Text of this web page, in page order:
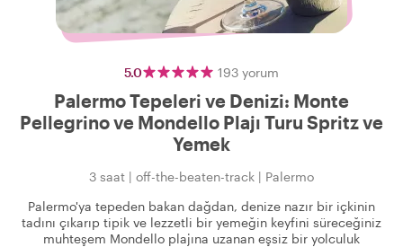
5.0 193 yorum
Palermo Tepeleri ve Denizi: Monte
Pellegrino ve Mondello Plajı Turu Spritz ve
Yemek
3 saat | off-the-beaten-track | Palermo
Palermo'ya tepeden bakan dağdan, denize nazır bir içkinin
tadını çıkarıp tipik ve lezzetli bir yemeğin keyfini süreceğiniz
muhteşem Mondello plajına uzanan eşsiz bir yolculuk